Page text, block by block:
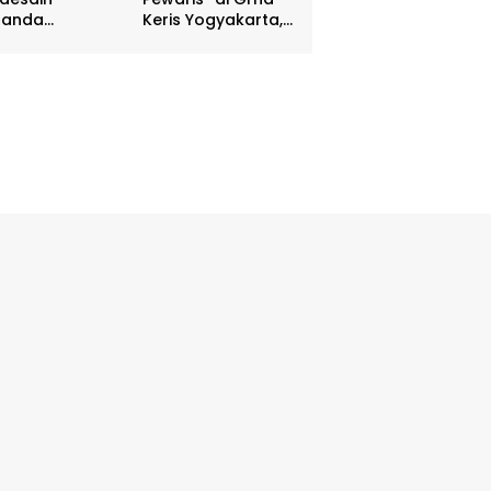
Keris Yogyakarta,